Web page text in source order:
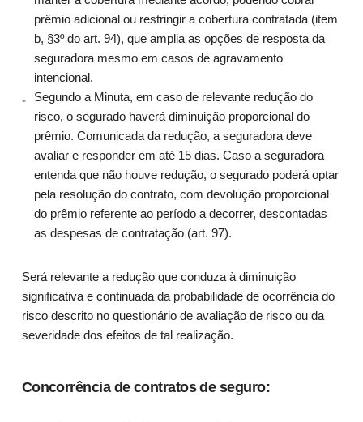
prêmio adicional ou restringir a cobertura contratada (item
b, §3º do art. 94), que amplia as opções de resposta da
seguradora mesmo em casos de agravamento
intencional.
Segundo a Minuta, em caso de relevante redução do
risco, o segurado haverá diminuição proporcional do
prêmio. Comunicada da redução, a seguradora deve
avaliar e responder em até 15 dias. Caso a seguradora
entenda que não houve redução, o segurado poderá optar
pela resolução do contrato, com devolução proporcional
do prêmio referente ao período a decorrer, descontadas
as despesas de contratação (art. 97).
Será relevante a redução que conduza à diminuição
significativa e continuada da probabilidade de ocorrência do
risco descrito no questionário de avaliação de risco ou da
severidade dos efeitos de tal realização.
Concorrência de contratos de seguro: